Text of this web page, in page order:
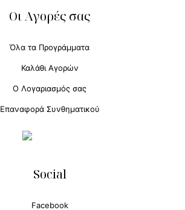
Οι Αγορές σας
Όλα τα Προγράμματα
Καλάθι Αγορών
Ο Λογαριασμός σας
Επαναφορά Συνθηματικού
Social
Facebook